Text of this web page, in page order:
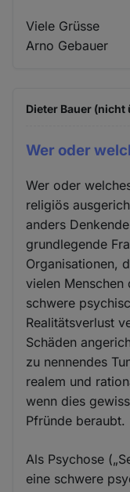
Viele Grüsse
Arno Gebauer
Dieter Bauer
Wer oder
Wer oder
religiös
anders
grundlegende
Organisationen,
vielen Menschen
schwere
Realitätsverlust
Schäden
zu nennendes
realem und
wenn dies
Pfründe beraubt.
Als Psychose
eine schwere